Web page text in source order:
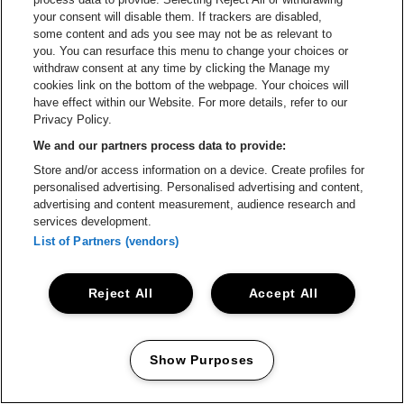
Ga naar de website van Champagne
Ga naar de website
Ga naar de website van Het
Ga naar de
Lotto Arena is een deel vanbe•at
Lotto Arena
Be-At Venues
Schijnpoortweg 119, 2170 Antwerpen
BTW (BE) 0461.051.688 - RPR Antwerpen
BNP Paribas Fortis - IBAN: BE93 2200 4925 0067 - BIC:
GEBABEBB
ProclaimerCookiesManage my cookiesPrivacy
your consent will disable them. If trackers are disabled,
some content and ads you see may not be as relevant to
you. You can resurface this menu to change your choices or
withdraw consent at any time by clicking the Manage my
cookies link on the bottom of the webpage. Your choices will
have effect within our Website. For more details, refer to our
Privacy Policy.
We and our partners process data to provide:
Store and/or access information on a device. Create profiles for
personalised advertising. Personalised advertising and content,
advertising and content measurement, audience research and
services development.
List of Partners (vendors)
Accept All
Reject All
Show Purposes